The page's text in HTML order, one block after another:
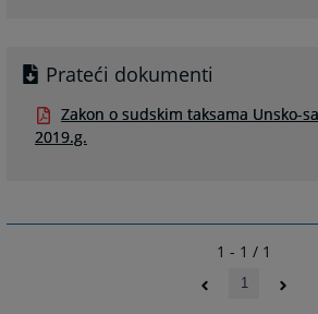
Prateći dokumenti
Zakon o sudskim taksama Unsko-
2019.g.
1 - 1 / 1
1